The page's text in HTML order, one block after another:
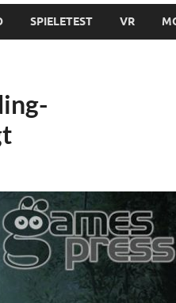
SPIELETEST VR